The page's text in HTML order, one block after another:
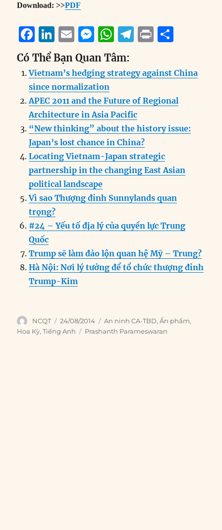
Download: >>PDF
F
a
c
e
b
o
o
k
Li
n
k
e
d
I
n
E
m
ai
l
M
ss
e
n
g
er
W
h
at
s
A
p
p
T
g
r
a
m
P
n
t
a
re
Có Thể Bạn Quan Tâm:
Vietnam’s hedging strategy against China
since normalization
APEC 2011 and the Future of Regional
Architecture in Asia Pacific
“New thinking” about the history issue:
Japan’s lost chance in China?
Locating Vietnam-Japan strategic
partnership in the changing East Asian
political landscape
Vì sao Thượng đỉnh Sunnylands quan
trọng?
#24 – Yếu tố địa lý của quyền lực Trung
Quốc
Trump sẽ làm đảo lộn quan hệ Mỹ – Trung?
Hà Nội: Nơi lý tưởng để tổ chức thượng đỉnh
Trump-Kim
Author
NCQT
Posted
on
24/08/2014 Categories
An ninh CA-TBD,Ấn phẩm,
Hoa Kỳ,Tiếng Anh Tags
Prashanth Parameswaran